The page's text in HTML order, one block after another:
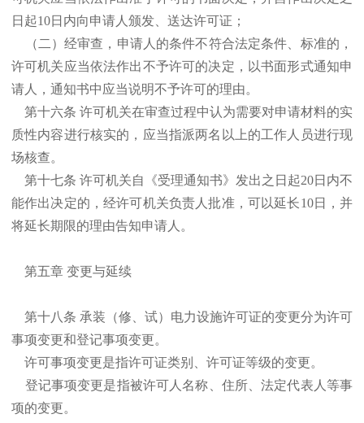
日起10日内向申请人颁发、送达许可证；
（二）经审查，申请人的条件不符合法定条件、标准的，
许可机关应当依法作出不予许可的决定，以书面形式通知申
请人，通知书中应当说明不予许可的理由。
第十六条 许可机关在审查过程中认为需要对申请材料的实
质性内容进行核实的，应当指派两名以上的工作人员进行现
场核查。
第十七条 许可机关自《受理通知书》发出之日起20日内不
能作出决定的，经许可机关负责人批准，可以延长10日，并
将延长期限的理由告知申请人。
第五章 变更与延续
第十八条 承装（修、试）电力设施许可证的变更分为许可
事项变更和登记事项变更。
许可事项变更是指许可证类别、许可证等级的变更。
登记事项变更是指被许可人名称、住所、法定代表人等事
项的变更。